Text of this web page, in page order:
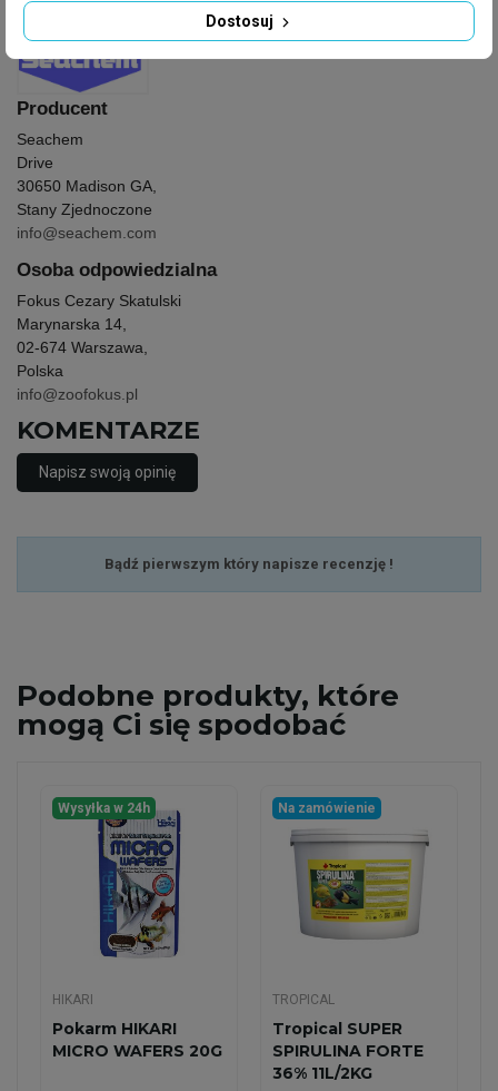
Producent
Producent
Seachem
Drive
30650 Madison GA,
Stany Zjednoczone
info@seachem.com
Osoba odpowiedzialna
Fokus Cezary Skatulski
Marynarska 14,
02-674 Warszawa,
Polska
info@zoofokus.pl
KOMENTARZE
Napisz swoją opinię
Bądź pierwszym który napisze recenzję !
Podobne produkty, które
mogą Ci się spodobać
Wysyłka w 24h
HIKARI
Pokarm HIKARI
MICRO WAFERS 20G
Na zamówienie
TROPICAL
Tropical SUPER
SPIRULINA FORTE
36% 11L/2KG
Dostosuj